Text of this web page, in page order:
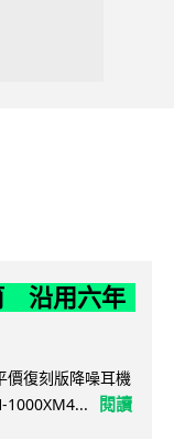
沿用六年
價復刻版降噪耳機
1000XM4...
閱讀